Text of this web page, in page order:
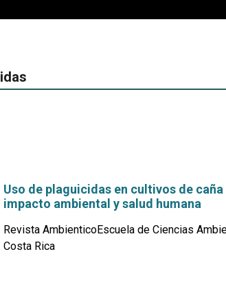
Uso de plaguicidas en cultivos de
impacto ambiental y salud humana
Revista AmbienticoEscuela de Ciencias
Costa Rica